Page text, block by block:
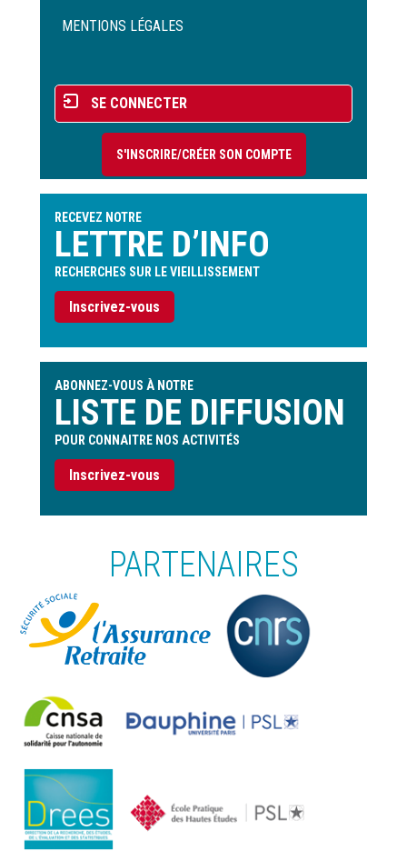
de
MENTIONS LÉGALES
Menu
du
compte
l'utilisateur
SE CONNECTER
S'INSCRIRE/CRÉER SON COMPTE
RECEVEZ NOTRE
LETTRE D’INFO
RECHERCHES SUR LE VIEILLISSEMENT
Inscrivez-vous
ABONNEZ-VOUS À NOTRE
LISTE DE DIFFUSION
POUR CONNAITRE NOS ACTIVITÉS
Inscrivez-vous
PARTENAIRES